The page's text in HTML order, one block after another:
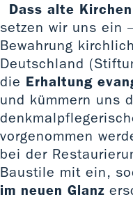
Dass alte
setzen wir uns ein
Bewahrung
Deutschland
die Erhaltung
und kümmern uns
vorgenommen
bei der
Baustile mit ein,
im neuen Glanz